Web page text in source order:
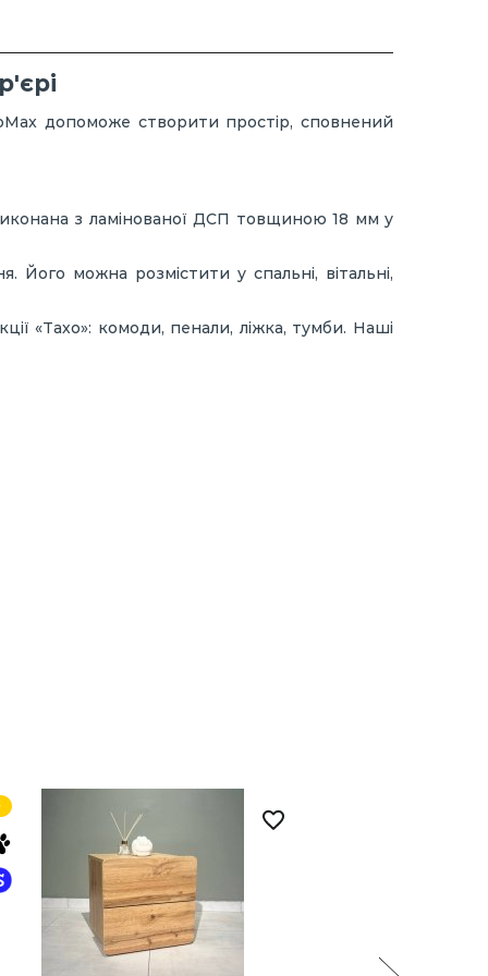
допоможе створити простір, сповнений
з ламінованої ДСП товщиною 18 мм у
можна розмістити у спальні, вітальні,
«Тахо»: комоди, пенали, ліжка, тумби. Наші